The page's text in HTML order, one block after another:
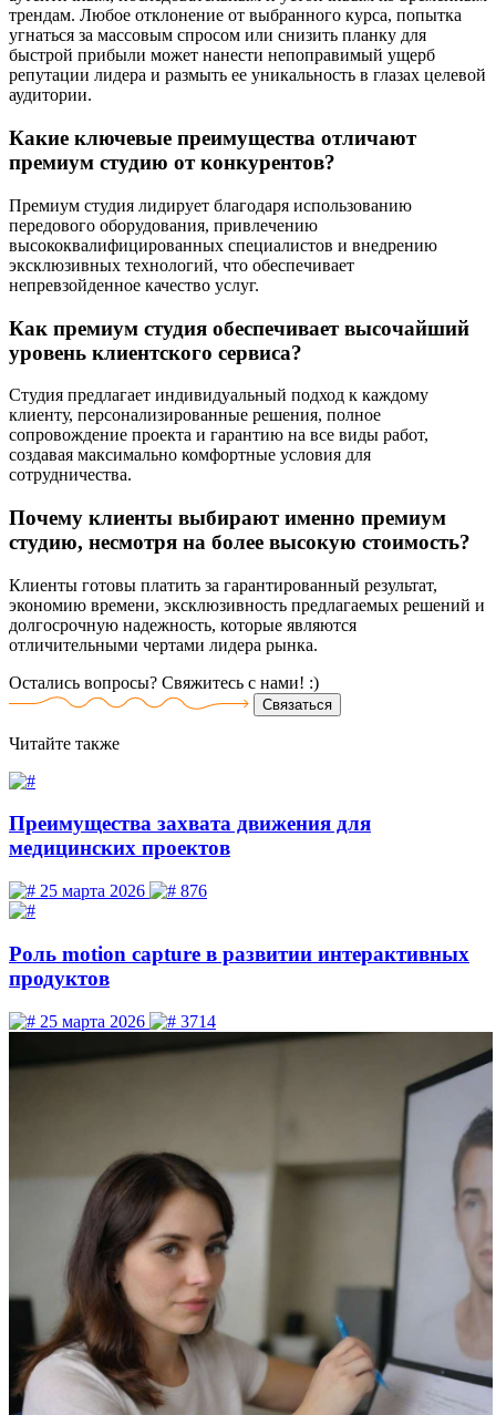
трендам. Любое отклонение от выбранного курса, попытка
угнаться за массовым спросом или снизить планку для
быстрой прибыли может нанести непоправимый ущерб
репутации лидера и размыть ее уникальность в глазах целевой
аудитории.
Какие ключевые преимущества отличают
премиум студию от конкурентов?
Премиум студия лидирует благодаря использованию
передового оборудования, привлечению
высококвалифицированных специалистов и внедрению
эксклюзивных технологий, что обеспечивает
непревзойденное качество услуг.
Как премиум студия обеспечивает высочайший
уровень клиентского сервиса?
Студия предлагает индивидуальный подход к каждому
клиенту, персонализированные решения, полное
сопровождение проекта и гарантию на все виды работ,
создавая максимально комфортные условия для
сотрудничества.
Почему клиенты выбирают именно премиум
студию, несмотря на более высокую стоимость?
Клиенты готовы платить за гарантированный результат,
экономию времени, эксклюзивность предлагаемых решений и
долгосрочную надежность, которые являются
отличительными чертами лидера рынка.
Остались вопросы? Свяжитесь с нами! :)
Связаться
Читайте также
Преимущества захвата движения для
медицинских проектов
25 марта 2026 876
Роль motion capture в развитии интерактивных
продуктов
25 марта 2026 3714